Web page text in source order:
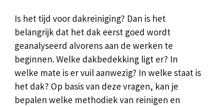
Is het tijd voor dakreiniging? Dan is het
belangrijk dat het dak eerst goed wordt
geanalyseerd alvorens aan de werken te
beginnen. Welke dakbedekking ligt er? In
welke mate is er vuil aanwezig? In welke staat is
het dak? Op basis van deze vragen, kan je
bepalen welke methodiek van reinigen en